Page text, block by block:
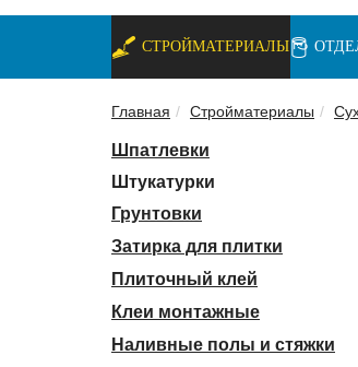
СТРОЙМАТЕРИАЛЫ
Главная Стройматериалы
Шпатлевки
Штукатурки
Грунтовки
Затирка для плитки
Плиточный клей
Клеи монтажные
Наливные полы и стяжки